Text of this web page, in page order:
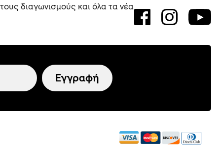
διαγωνισμούς και όλα τα νέα
Εγγραφή